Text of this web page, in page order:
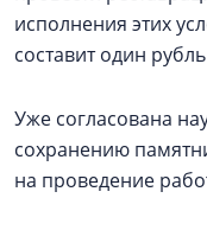
исполнения этих
составит один
Уже согласована
сохранению
на проведение